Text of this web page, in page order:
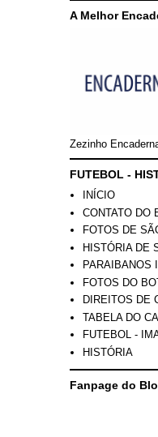
A Melhor
Zezinho
FUTEBOL -
INÍCIO
CONTATO DO
FOTOS DE
HISTÓRIA DE
PARAIBANOS
FOTOS DO
DIREITOS DE
TABELA DO
FUTEBOL -
HISTÓRIA
Fanpage do